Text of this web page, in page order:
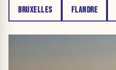
BRUXELLES FLANDRE